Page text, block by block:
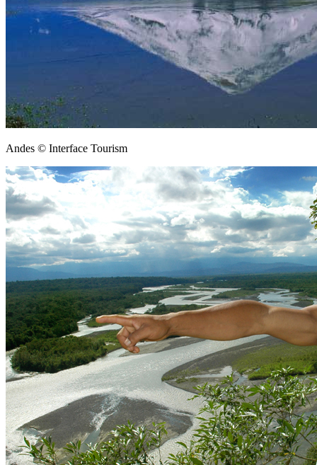
Andes © Interface Tourism